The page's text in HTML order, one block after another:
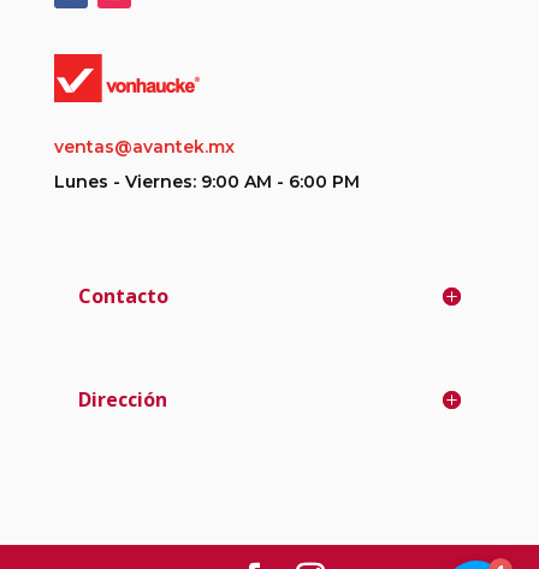
ventas@avantek.mx
Lunes - Viernes: 9:00 AM - 6:00 PM
Contacto
Dirección